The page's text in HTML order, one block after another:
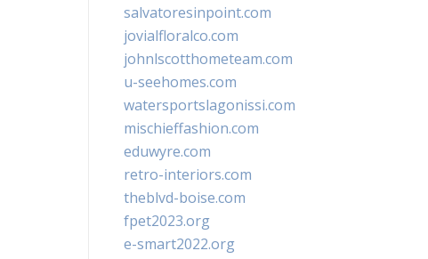
salvatoresinpoint.com
jovialfloralco.com
johnlscotthometeam.com
u-seehomes.com
watersportslagonissi.com
mischieffashion.com
eduwyre.com
retro-interiors.com
theblvd-boise.com
fpet2023.org
e-smart2022.org